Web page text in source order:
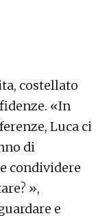
costellato
«In
Luca ci
di
condividere
»,
e